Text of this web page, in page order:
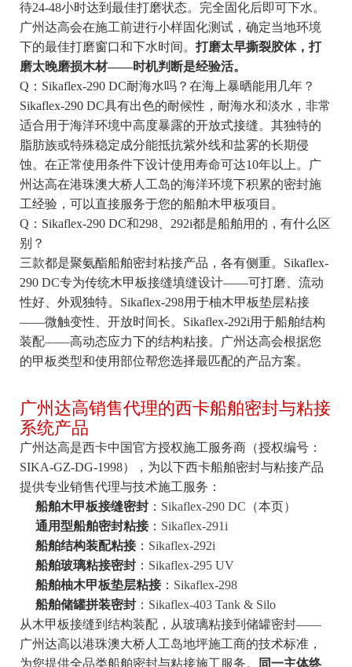
待24-48小时达到最佳打磨状态。完全固化后即可下水。
广州达高会在施工前进行小样固化测试，确定当地环境
下的最佳打磨窗口和下水时间。 打磨太早撕裂胶体，打
磨太晚磨损木材——时机判断是经验活。
Q：Sikaflex-290 DC耐海水吗？在海上暴晒能用几年？
Sikaflex-290 DC具有出色的耐候性，耐海水和淡水，非常
适合用于海洋环境中高度暴露的开放式接缝。其独特的
脂肪族或特殊稳定成分能抵抗紫外线和盐雾的长期侵
蚀。在正常使用条件下设计使用寿命可达10年以上。广
州达高在港珠澳大桥人工岛的海洋环境下积累的密封施
工经验，可以直接服务于您的船舶木甲板项目。
Q：Sikaflex-290 DC和298、292i都是船舶用的，有什么区
别？
三款都是聚氨酯船舶密封粘接产品，各有侧重。Sikaflex-
290 DC专为传统木甲板接缝填缝设计——可打磨、流动
性好、外观独特。Sikaflex-298用于柚木甲板垫层粘接
——微触变性、开放时间长。Sikaflex-292i用于船舶结构
装配——高动态应力下的结构粘接。广州达高会根据您
的甲板类型和使用部位帮您选择最匹配的产品方案。
广州达高销售代理的西卡船舶密封与粘接
系统产品
广州达高是西卡中国官方授权施工服务商（授权编号：
SIKA-GZ-DG-1998），为以下西卡船舶密封与粘接产品
提供专业销售代理与技术施工服务：
船舶木甲板接缝密封： Sikaflex-290 DC （本页）
通用型船舶密封粘接： Sikaflex-291i
船舶结构装配粘接： Sikaflex-292i
船舶玻璃粘接密封： Sikaflex-295 UV
船舶柚木甲板垫层粘接： Sikaflex-298
船舶储罐拼装密封： Sikaflex-403 Tank & Silo
从木甲板接缝到结构装配，从玻璃粘接到储罐密封——
广州达高以港珠澳大桥人工岛地坪施工商的技术标准，
为您提供全品类船舶密封与粘接施工服务。
同一主体终